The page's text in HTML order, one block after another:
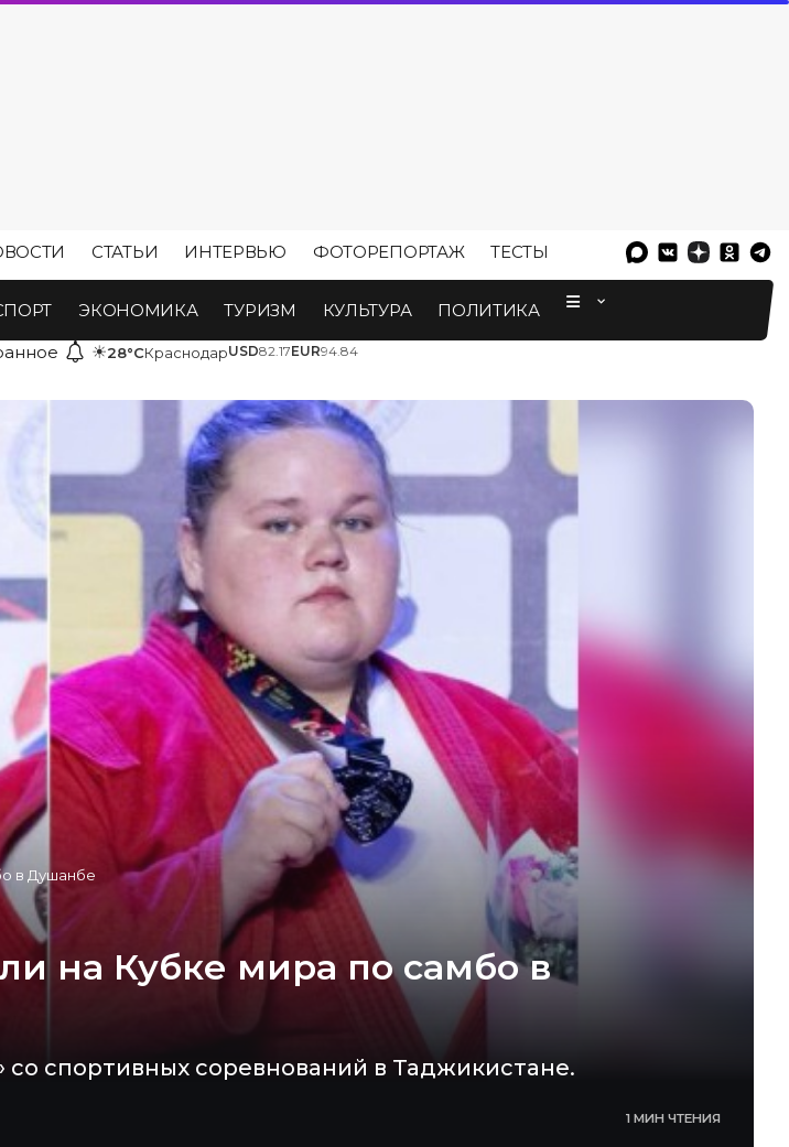
СТАТЬИ ИНТЕРВЬЮ ФОТОРЕПОРТАЖ ТЕСТЫ
ЭКОНОМИКА ТУРИЗМ КУЛЬТУРА ПОЛИТИКА
☀28°CКраснодарUSD82.17EUR94.84
в Душанбе
на Кубке мира по самбо в
со спортивных соревнований в Таджикистане.
1 МИН ЧТЕНИЯ